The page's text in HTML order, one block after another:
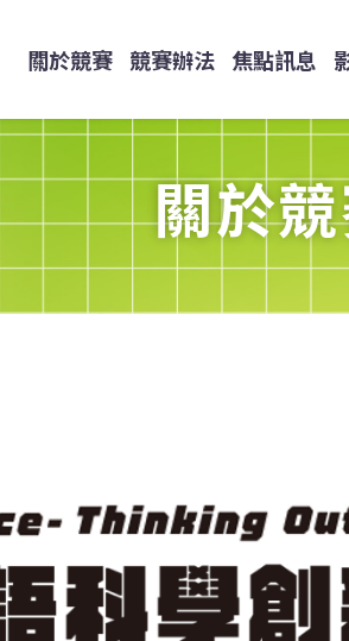
關於競賽 競賽辦法 焦點訊息
關於